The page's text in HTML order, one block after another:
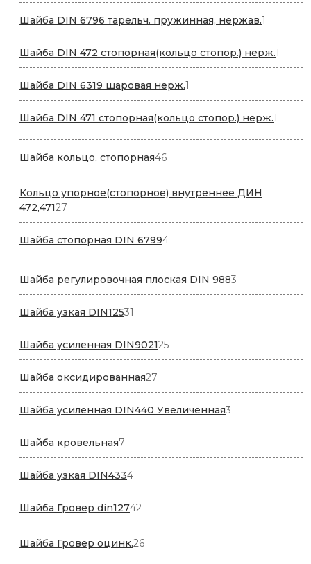
Шайба DIN 6796 тарельч. пружинная, нержав.1
товар
Шайба DIN 472 стопорная(кольцо стопор.) нерж.1
товар
Шайба DIN 6319 шаровая нерж.1
товар
Шайба DIN 471 стопорная(кольцо стопор.) нерж.1
Шайба кольцо, стопорная4646
Кольцо упорное(стопорное) внутреннее ДИН
472,47127
товаров
Шайба стопорная DIN 679944
Шайба регулировочная плоская DIN 9883
товара
Шайба узкая DIN12531
товар
Шайба усиленная DIN90212525
товаров
Шайба оксидированная27
товаров
Шайба усиленная DIN440 Увеличенная3
товара
Шайба кровельная7
товаров
Шайба узкая DIN43344
товара
Шайба Гровер din12742
Шайба Гровер оцинк.2626
товаров